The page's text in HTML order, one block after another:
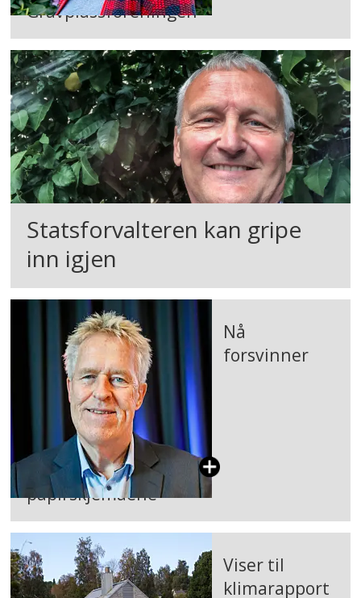
Gravplassforeningen
Statsforvalteren kan gripe
inn igjen
Nå
forsvinner
papirskjemaene
Viser til
klimarapport